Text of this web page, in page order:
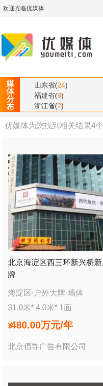
欢迎光临优媒体
媒
体
分
布
山东省(24)
福建省(8)
浙江省(2)
优媒体为您找到相关结果4个
北京海淀区西三环新兴桥
牌
海淀区· 户外大牌·墙体
31.0米* 4.0米* 1 面
¥480.00万元/年
北京倡导广告有限公司